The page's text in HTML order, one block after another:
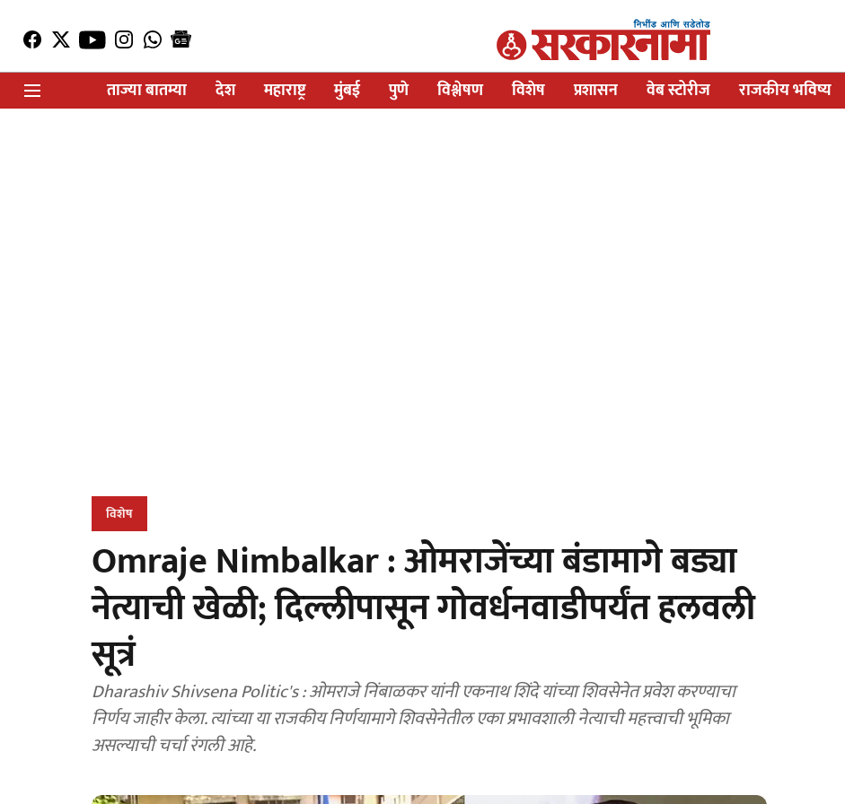
ताज्या बातम्या
देश महाराष्ट्र मुंबई पुणे विश्लेषण विशेष प्रशासन वेब स्टोरीज राजकीय भविष्य
विशेष
Omraje Nimbalkar : ओमराजेंच्या बंडामागे बड्या
नेत्याची खेळी; दिल्लीपासून गोवर्धनवाडीपर्यंत हलवली
सूत्रं
Dharashiv Shivsena Politic's : ओमराजे निंबाळकर यांनी एकनाथ शिंदे यांच्या शिवसेनेत प्रवेश करण्याचा
निर्णय जाहीर केला. त्यांच्या या राजकीय निर्णयामागे शिवसेनेतील एका प्रभावशाली नेत्याची महत्त्वाची भूमिका
असल्याची चर्चा रंगली आहे.